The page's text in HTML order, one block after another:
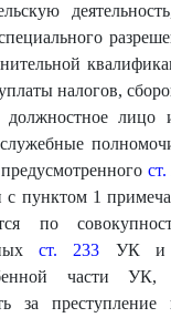
налогов,
лицо
с пунктом 1
по
ст. 233 УК и
части УК,
за